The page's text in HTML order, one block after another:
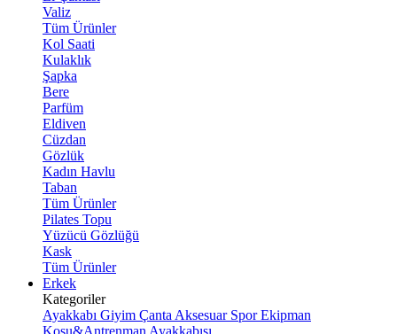
Valiz
Tüm Ürünler
Kol Saati
Kulaklık
Şapka
Bere
Parfüm
Eldiven
Cüzdan
Gözlük
Kadın Havlu
Taban
Tüm Ürünler
Pilates Topu
Yüzücü Gözlüğü
Kask
Tüm Ürünler
Erkek
Kategoriler
Ayakkabı Giyim Çanta Aksesuar Spor Ekipman
Koşu&Antrenman Ayakkabısı